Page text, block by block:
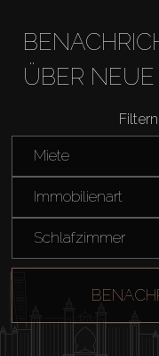
About Us
ÜBER NEUE
Miete
Immobilienart
Schlafzimmer